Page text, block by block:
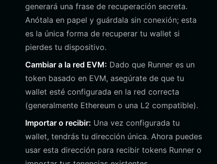
generará una frase de recuperación secreta.
Anótala en papel y guárdala sin conexión; esta
es la única forma de recuperar tu wallet si
pierdes tu dispositivo.
Cambiar a la red EVM: Dado que Runner es un
token basado en EVM, asegúrate de que tu
wallet esté configurada en la red correcta
(generalmente Ethereum o una L2 compatible).
Importar o recibir: Una vez configurada tu
wallet, tendrás tu dirección única. Ahora puedes
usar esta dirección para recibir tokens Runner o